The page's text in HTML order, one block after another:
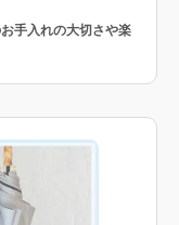
手入れの大切さや楽